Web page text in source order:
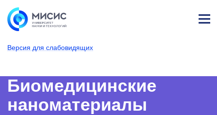
Версия для слабовидящих
т
Биомедицинские
наноматериалы